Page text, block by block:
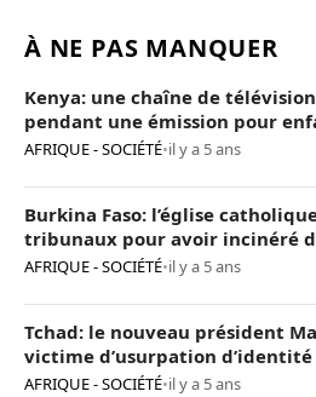
À NE PAS MANQUER
Kenya: une chaîne de
pendant une émission pour
AFRIQUE - SOCIÉTÉ•il y a 5 ans
Burkina Faso: l’église
tribunaux pour avoir incinéré
AFRIQUE - SOCIÉTÉ•il y a 5 ans
Tchad: le nouveau président
victime d’usurpation d’identité
AFRIQUE - SOCIÉTÉ•il y a 5 ans